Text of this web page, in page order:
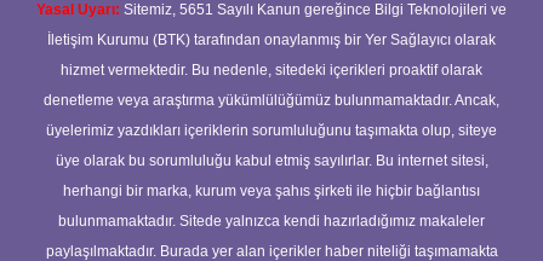
Yasal Uyarı: Sitemiz, 5651 Sayılı Kanun gereğince Bilgi Teknolojileri ve
İletişim Kurumu (BTK) tarafından onaylanmış bir Yer Sağlayıcı olarak
hizmet vermektedir. Bu nedenle, sitedeki içerikleri proaktif olarak
denetleme veya araştırma yükümlülüğümüz bulunmamaktadır. Ancak,
üyelerimiz yazdıkları içeriklerin sorumluluğunu taşımakta olup, siteye
üye olarak bu sorumluluğu kabul etmiş sayılırlar. Bu internet sitesi,
herhangi bir marka, kurum veya şahıs şirketi ile hiçbir bağlantısı
bulunmamaktadır. Sitede yalnızca kendi hazırladığımız makaleler
paylaşılmaktadır. Burada yer alan içerikler haber niteliği taşımamakta